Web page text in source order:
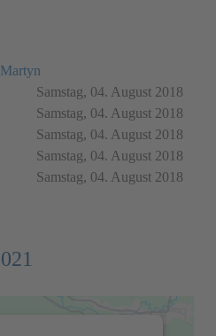
Samstag, 04. August 2018
Samstag, 04. August 2018
Samstag, 04. August 2018
Samstag, 04. August 2018
Samstag, 04. August 2018